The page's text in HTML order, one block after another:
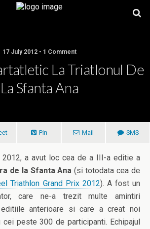
17 July 2012 • 1 Comment
La Triatlonul De
La Sfanta Ana
Pin Mail SMS
2012, a avut loc cea de a III-a editie a
de la Sfanta Ana (si totodata cea de
Triathlon Grand Prix 2012). A fost un
care ne-a trezit multe amintiri
anterioare si care a creat noi
cei peste 300 de participanti. Echipajul